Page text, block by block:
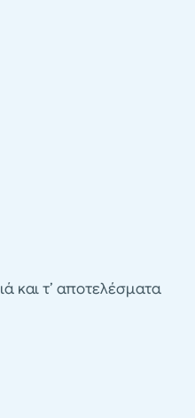
και τ’ αποτελέσματα